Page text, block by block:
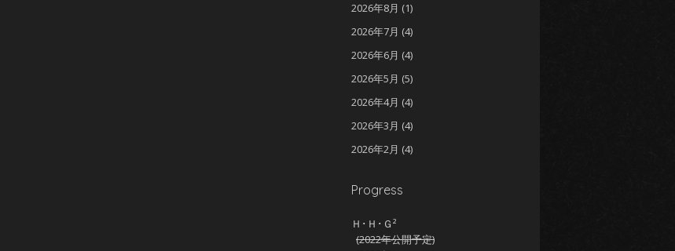
2026年8月 (1)
2026年7月 (4)
2026年6月 (4)
2026年5月 (5)
2026年4月 (4)
2026年3月 (4)
2026年2月 (4)
2025年12月
2025年11月
2025年10月(4)
Progress
Ｈ･Ｈ･Ｇ²
(2022年公開予定)